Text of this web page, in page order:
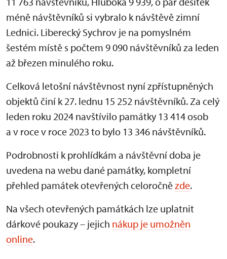
méně návštěvníků si vybralo k návštěvě zimní
Lednici. Liberecký Sychrov je na pomyslném
šestém místě s počtem 9 090 návštěvníků za leden
až březen minulého roku.
Celková letošní návštěvnost nyní zpřístupněných
objektů činí k 27. lednu 15 252 návštěvníků. Za celý
leden roku 2024 navštívilo památky 13 414 osob
a v roce v roce 2023 to bylo 13 346 návštěvníků.
Podrobnosti k prohlídkám a návštěvní doba je
uvedena na webu dané památky, kompletní
přehled památek otevřených celoročnězde.
Na všech otevřených památkách lze uplatnit
dárkové poukazy – jejich nákup je umožněn
online.